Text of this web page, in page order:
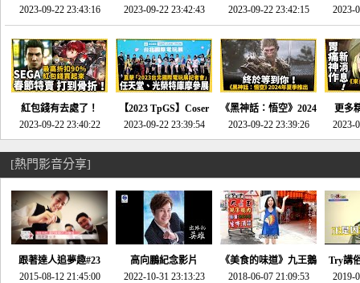
推的JRPG神作《神之
天平》介紹！-電玩宅
速配20230126
2023-09-22 23:43:16
命異次元 重製版》重
回「石村號」的恐懼體
驗-電玩宅速配
20230125
2023-09-22 23:42:43
場》將推出「重製
版」!!!今年就能玩到!!-
電玩宅速配20230124
2023-09-22 23:42:15
SE社
動作角
電玩宅
2023-
紅包錢有去處了！
SEGA春節特賣 超過85
款遊戲打到骨折-電玩
宅速配20230119
2023-09-22 23:40:22
【2023 TpGS】Coser
和Show Girl搶先看！
直擊展前記者會-電玩
2023-09-22 23:39:54
《黑神話：悟空》2024
年夏季推出！確定不會
延期齁？-電玩宅速配
2023-09-22 23:39:26
更多
《來
金鄉
2023-
[熱門影音分享]
跟著達人追夢趣#23
promo-我想開間咖啡
2015-08-12 21:45:00
高向鵬紀念影片
2022-10-31 23:13:23
《美食的味道》九王鵝
肉
2018-06-07 21:09:53
Try講
2019-